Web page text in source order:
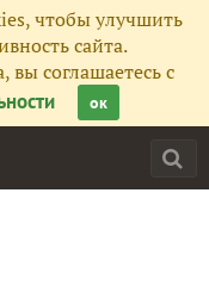
чтобы улучшить
сайта.
вы соглашаетесь с
ок